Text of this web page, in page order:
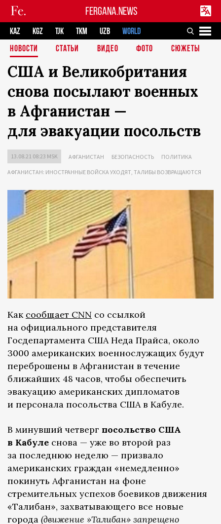
FERGANA.NEWS
KAZ KGZ TJK TKM UZB
WORLD
НОВОСТИ
СТАТЬИ ВИДЕО ФОТО СЮЖЕТЫ
США и Великобритания
снова посылают военных
в Афганистан —
для эвакуации посольств
13.08.21 08:23 MSK АФГАНИСТАН БЕЗОПАСНОСТЬ ПОЛИТИКА
АФГАНИСТАН: ИНОСТРАННЫЕ ВОЙСКА УХОДЯТ, ТАЛИБЫ ВОЗВРАЩАЮТСЯ
Как сообщает CNN со ссылкой
на официального представителя
Госдепартамента США Неда Прайса, около
3000 американских военнослужащих будут
переброшены в Афганистан в течение
ближайших 48 часов, чтобы обеспечить
эвакуацию американских дипломатов
и персонала посольства США в Кабуле.
В минувший четверг посольство США
в Кабуле снова — уже во второй раз
за последнюю неделю — призвало
американских граждан «немедленно»
покинуть Афганистан на фоне
стремительных успехов боевиков движения
«Талибан», захватывающего все новые
города (движение »Талибан» запрещено